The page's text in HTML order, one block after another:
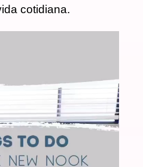
cotidiana.